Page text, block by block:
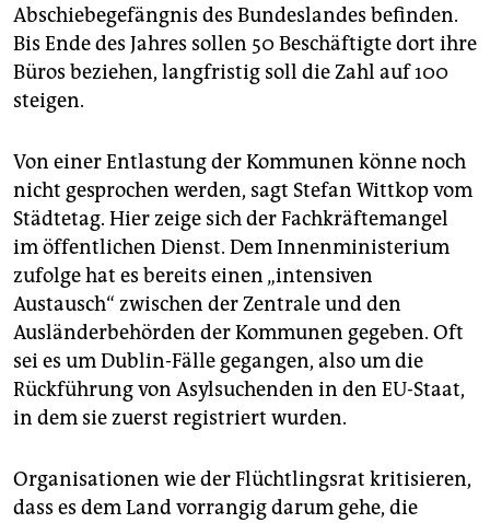
Abschiebegefängnis des Bundeslandes befinden.
Bis Ende des Jahres sollen 50 Beschäftigte dort ihre
Büros beziehen, langfristig soll die Zahl auf 100
steigen.
Von einer Entlastung der Kommunen könne noch
nicht gesprochen werden, sagt Stefan Wittkop vom
Städtetag. Hier zeige sich der Fachkräftemangel
im öffentlichen Dienst. Dem Innenministerium
zufolge hat es bereits einen „intensiven
Austausch“ zwischen der Zentrale und den
Ausländerbehörden der Kommunen gegeben. Oft
sei es um Dublin-Fälle gegangen, also um die
Rückführung von Asylsuchenden in den EU-Staat,
in dem sie zuerst registriert wurden.
Organisationen wie der Flüchtlingsrat kritisieren,
dass es dem Land vorrangig darum gehe, die